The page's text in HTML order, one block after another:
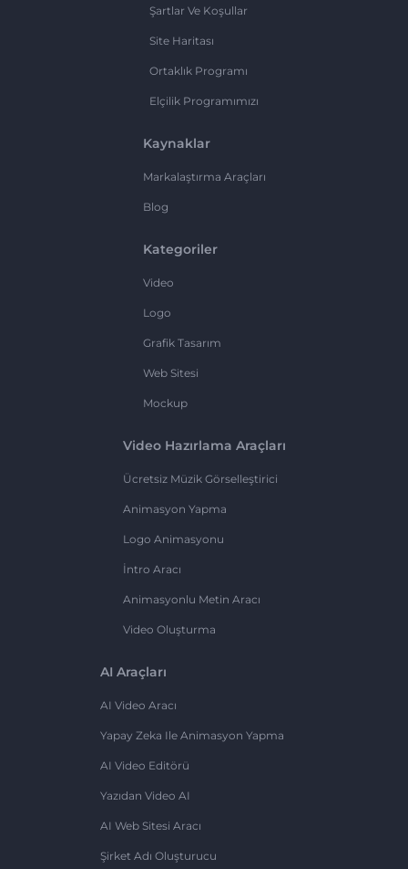
Şartlar Ve Koşullar
Site Haritası
Ortaklık Programı
Elçilik Programımızı
Kaynaklar
Markalaştırma Araçları
Blog
Kategoriler
Video
Logo
Grafik Tasarım
Web Sitesi
Mockup
Video Hazırlama Araçları
Ücretsiz Müzik Görselleştirici
Animasyon Yapma
Logo Animasyonu
İntro Aracı
Animasyonlu Metin Aracı
Video Oluşturma
AI Araçları
AI Video Aracı
Yapay Zeka Ile Animasyon Yapma
AI Video Editörü
Yazıdan Video AI
AI Web Sitesi Aracı
Şirket Adı Oluşturucu